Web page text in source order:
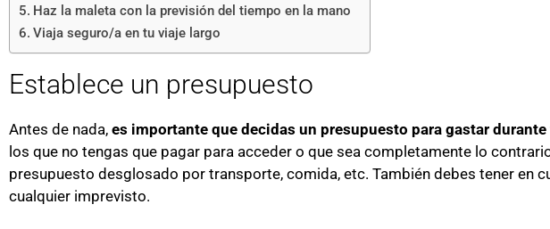
Haz la maleta con la previsión del tiempo en la mano
Viaja seguro/a en tu viaje largo
Establece un presupuesto
Antes de nada, es importante que decidas un presupuesto para gastar
los que no tengas que pagar para acceder o que sea completamente lo
presupuesto desglosado por transporte, comida, etc. También debes tener en
cualquier imprevisto.